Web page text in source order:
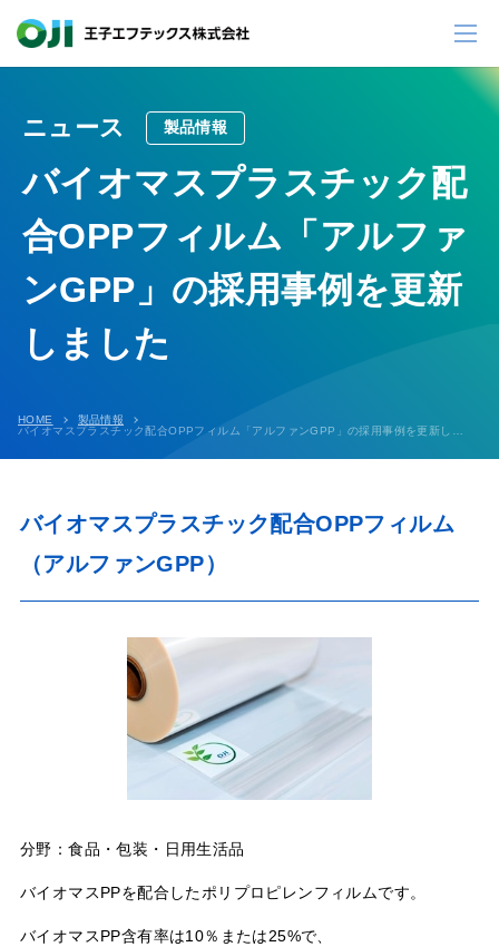
ニュース 製品情報
バイオマスプラスチック配
合OPPフィルム「アルファ
ンGPP」の採用事例を更新
しました
HOME
製品情報
バイオマスプラスチック配合OPPフィルム
（アルファンGPP）
分野：食品・包装・日用生活品
バイオマスPPを配合したポリプロピレンフィルムです。
バイオマスPP含有率は10％または25%で、